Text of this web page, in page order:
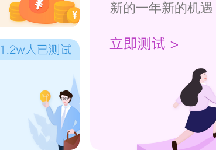
新的一年新的机遇